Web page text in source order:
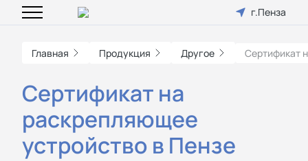
г.Пенза
Главная Продукция Другое Сертификат
Сертификат на
раскрепляющее
устройство в Пензе